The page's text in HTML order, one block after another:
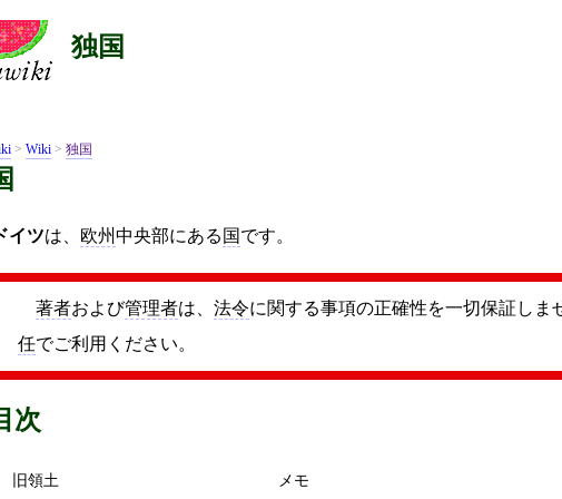
独国
> Wiki > 独国
イツは、 欧州中央部にある 国です。
著者および管理者は、 法令に関する事項の正確性を一切保証しま
任でご利用ください。
次
旧領土 メモ